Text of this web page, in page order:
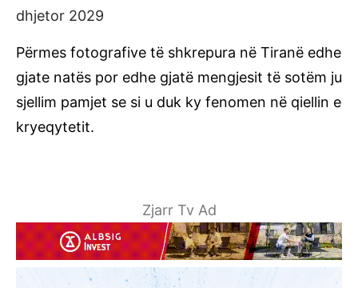
dhjetor 2029
Përmes fotografive të shkrepura në Tiranë edhe
gjate natës por edhe gjatë mengjesit të sotëm ju
sjellim pamjet se si u duk ky fenomen në qiellin e
kryeqytetit.
Zjarr Tv Ad